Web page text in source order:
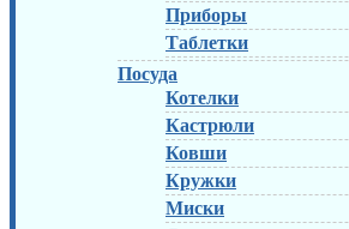
Приборы
Таблетки
Посуда
Котелки
Кастрюли
Ковши
Кружки
Миски